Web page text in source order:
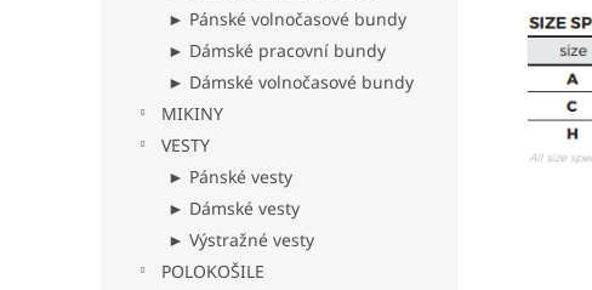
► Pánské volnočasové bundy
► Dámské pracovní bundy
► Dámské volnočasové bundy
MIKINY
VESTY
► Pánské vesty
► Dámské vesty
► Výstražné vesty
POLOKOŠILE